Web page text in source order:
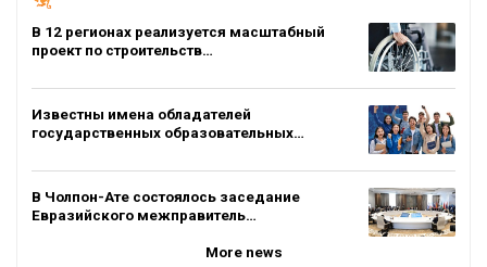
В 12 регионах реализуется масштабный
проект по строительств…
Известны имена обладателей
государственных образовательных…
В Чолпон-Ате состоялось заседание
Евразийского межправитель…
More news